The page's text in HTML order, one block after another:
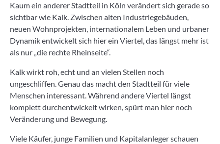
Kaum ein anderer Stadtteil in Köln verändert sich gerade so
sichtbar wie Kalk. Zwischen alten Industriegebäuden,
neuen Wohnprojekten, internationalem Leben und urbaner
Dynamik entwickelt sich hier ein Viertel, das längst mehr ist
als nur „die rechte Rheinseite“.
Kalk wirkt roh, echt und an vielen Stellen noch
ungeschliffen. Genau das macht den Stadtteil für viele
Menschen interessant. Während andere Viertel längst
komplett durchentwickelt wirken, spürt man hier noch
Veränderung und Bewegung.
Viele Käufer, junge Familien und Kapitalanleger schauen